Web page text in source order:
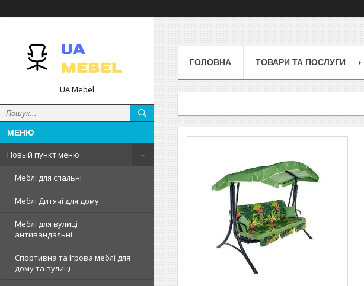
UA Mebel
Новый пункт меню
Меблі для спальні
Меблі Дитячі для дому
Меблі для вулиці
антивандальні
Спортивна та Ігрова меблі для
дому та вулиці
ГОЛОВНА ТОВАРИ ТА ПОСЛУГИ